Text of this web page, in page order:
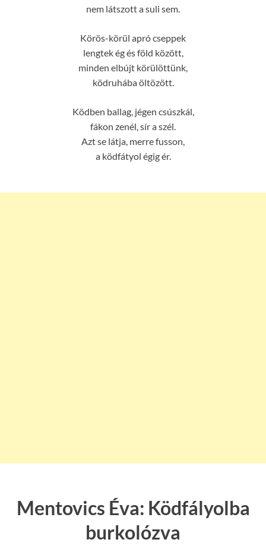
nem látszott a suli sem.
Körös-körül apró cseppek
lengtek ég és föld között,
minden elbújt körülöttünk,
ködruhába öltözött.
Ködben ballag, jégen csúszkál,
fákon zenél, sír a szél.
Azt se látja, merre fusson,
a ködfátyol égig ér.
Mentovics Éva: Ködfályolba
burkolózva